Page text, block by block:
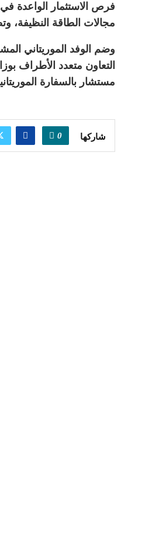
فرص الاستثمار الواعدة في
مجالات الطاقة النظيفة،
وضم الوفد الموريتاني
التعاون متعدد الأطراف
مستشار بالسفارة
شاركها 0